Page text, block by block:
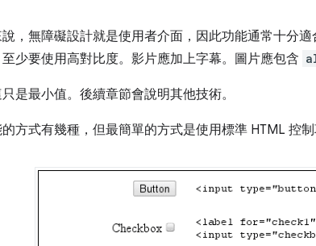
，無障礙設計就是使用者介面，因此功能通常十分
少要使用高對比度。影片應加上字幕。圖片應包含
是最小值。後續章節會說明其他技術。
方式有幾種，但最簡單的方式是使用標準 HTML 控